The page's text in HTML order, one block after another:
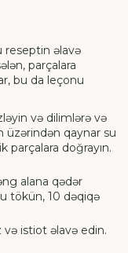
reseptin əlavə
parçalara
bu da leçonu
və dilimlərə və
üzərindən qaynar su
parçalara doğrayın.
alana qədər
tökün, 10 dəqiqə
istiot əlavə edin.